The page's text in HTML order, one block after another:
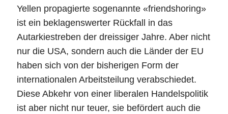
Yellen propagierte sogenannte «friendshoring»
ist ein beklagenswerter Rückfall in das
Autarkiestreben der dreissiger Jahre. Aber nicht
nur die USA, sondern auch die Länder der EU
haben sich von der bisherigen Form der
internationalen Arbeitsteilung verabschiedet.
Diese Abkehr von einer liberalen Handelspolitik
ist aber nicht nur teuer, sie befördert auch die